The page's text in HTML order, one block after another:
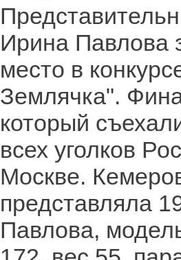
Ирина Павлова
место в
Землячка".
который
всех уголков
Москве.
представляла
Павлова,